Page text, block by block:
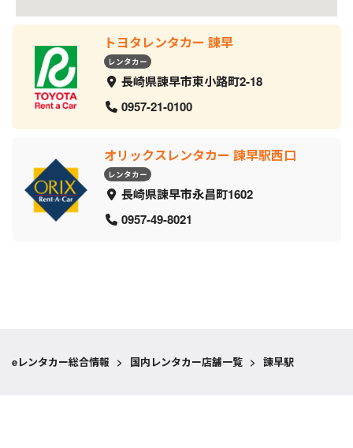
トヨタレンタカー 諌早
レンタカー
長崎県諌早市東小路町2-18
0957-21-0100
オリックスレンタカー 諫早駅西口
レンタカー
長崎県諌早市永昌町1602
0957-49-8021
eレンタカー総合情報 > 国内レンタカー店舗一覧 > 諫早駅